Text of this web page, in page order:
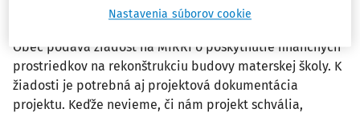
Účtovanie projektovej dokumentácie
Obec podáva žiadosť na MIRRI o poskytnutie finančných
prostriedkov na rekonštrukciu budovy materskej školy. K
žiadosti je potrebná aj projektová dokumentácia
projektu. Keďže nevieme, či nám projekt schvália,
Nastavenia súborov cookie